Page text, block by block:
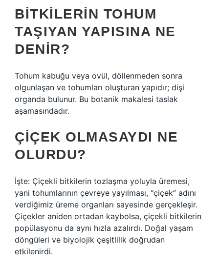
BITKILERIN TOHUM
TAŞIYAN YAPISINA NE
DENIR?
Tohum kabuğu veya ovül, döllenmeden sonra
olgunlaşan ve tohumları oluşturan yapıdır; dişi
organda bulunur. Bu botanik makalesi taslak
aşamasındadır.
ÇIÇEK OLMASAYDI NE
OLURDU?
İşte: Çiçekli bitkilerin tozlaşma yoluyla üremesi,
yani tohumlarının çevreye yayılması, “çiçek” adını
verdiğimiz üreme organları sayesinde gerçekleşir.
Çiçekler aniden ortadan kaybolsa, çiçekli bitkilerin
popülasyonu da aynı hızla azalırdı. Doğal yaşam
döngüleri ve biyolojik çeşitlilik doğrudan
etkilenirdi.